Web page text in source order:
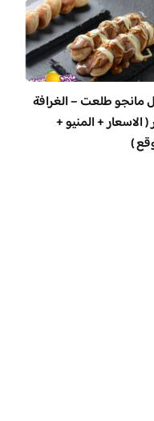
مانجو طلعت – الغرافة
الاسعار + المنيو +
)